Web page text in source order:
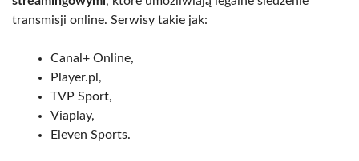
transmisji online. Serwisy takie jak:
Canal+ Online,
Player.pl,
TVP Sport,
Viaplay,
Eleven Sports.